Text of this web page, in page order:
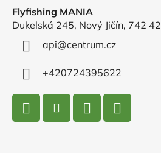
Flyfishing MANIA
Dukelská 245, Nový Jičín, 742 42
api@centrum.cz
+420724395622